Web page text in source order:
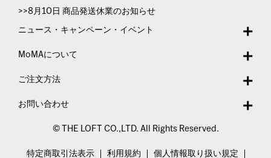
>>8月10日 商品発送休業のお知らせ
ニュース・キャンペーン・イベント
MoMAについて
ご注文方法
お問い合わせ
© THE LOFT CO.,LTD. All Rights Reserved.
特定商取引法表示 利用規約 個人情報取り扱い規定